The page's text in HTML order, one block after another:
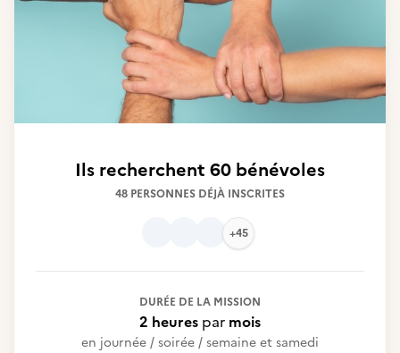
Ils recherchent 60 bénévoles
48 PERSONNES DÉJÀ INSCRITES
+45
DURÉE DE LA MISSION
2 heures par mois
en journée / soirée / semaine et samedi